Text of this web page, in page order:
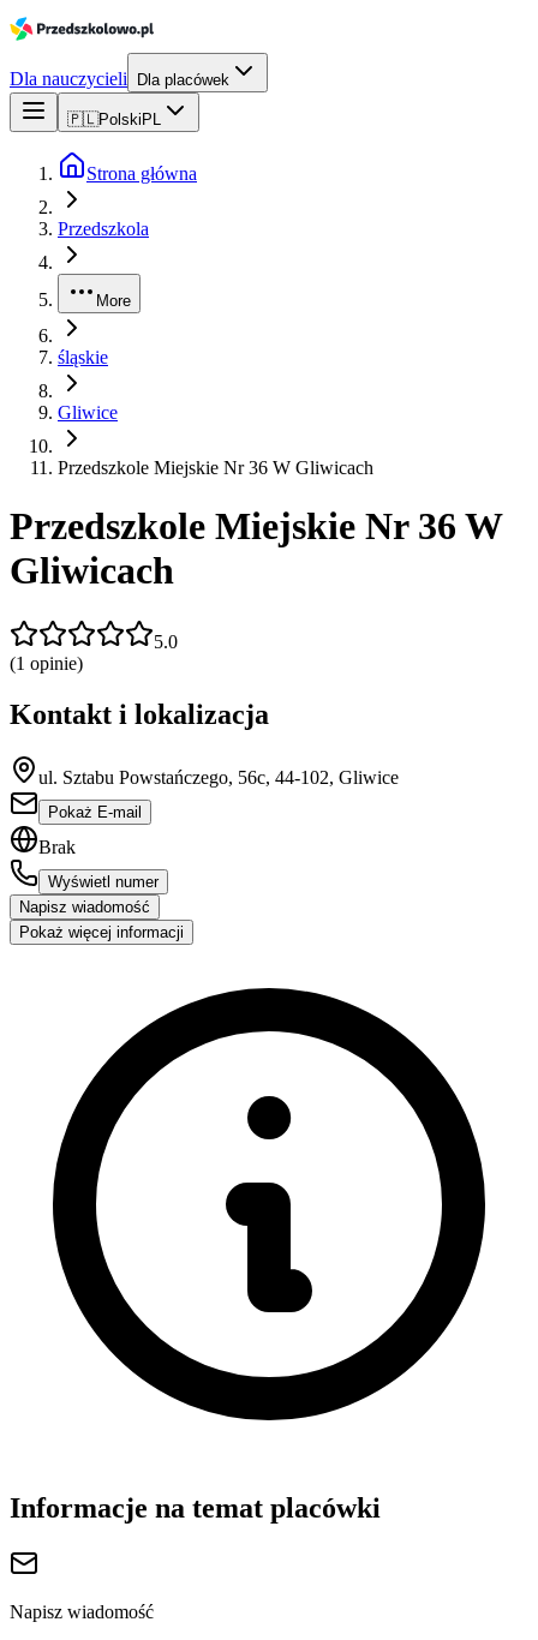
Dla nauczycieli Dla placówek
🇵🇱Polski PL
Strona główna
Przedszkola
More
śląskie
Gliwice
Przedszkole Miejskie Nr 36 W Gliwicach
Przedszkole Miejskie Nr 36 W
Gliwicach
5.0
(1 opinie)
Kontakt i lokalizacja
ul. Sztabu Powstańczego, 56c, 44-102, Gliwice
Pokaż E-mail
Brak
Wyświetl numer
Napisz wiadomość
Pokaż więcej informacji
Informacje na temat placówki
Napisz wiadomość